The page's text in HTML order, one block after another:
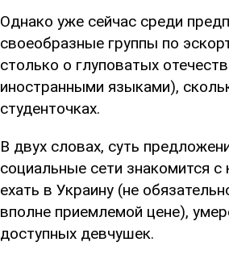
Однако уже сейчас среди
своеобразные группы по
столько о глуповатых
иностранными языками),
студенточках.
В двух словах, суть
социальные сети знакомится
ехать в Украину (не
вполне приемлемой цене),
доступных девчушек.